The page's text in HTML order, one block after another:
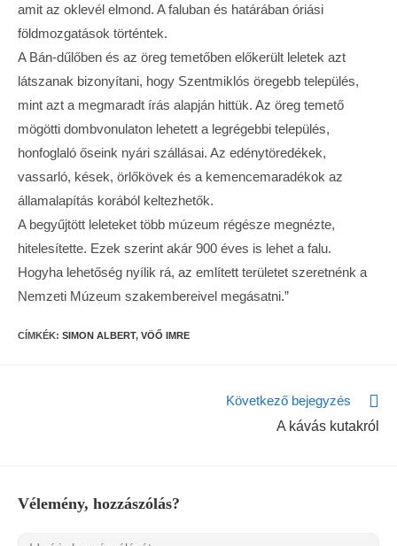
amit az oklevél elmond. A faluban és határában óriási
földmozgatások történtek.
A Bán-dűlőben és az öreg temetőben előkerült leletek azt
látszanak bizonyítani, hogy Szentmiklós öregebb település,
mint azt a megmaradt írás alapján hittük. Az öreg temető
mögötti dombvonulaton lehetett a legrégebbi település,
honfoglaló őseink nyári szállásai. Az edénytöredékek,
vassarló, kések, örlőkövek és a kemencemaradékok az
államalapítás korából keltezhetők.
A begyűjtött leleteket több múzeum régésze megnézte,
hitelesítette. Ezek szerint akár 900 éves is lehet a falu.
Hogyha lehetőség nyílik rá, az említett területet szeretnénk a
Nemzeti Múzeum szakembereivel megásatni.”
CÍMKÉK: SIMON ALBERT, VÖŐ IMRE
Következő bejegyzés
A kávás kutakról
Vélemény, hozzászólás?